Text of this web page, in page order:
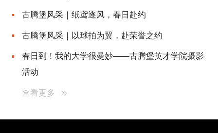
古腾堡风采｜纸鸢逐风，春日赴约
古腾堡风采｜以球拍为翼，赴荣誉之约
春日到！我的大学很曼妙——古腾堡英才学院摄影
活动
查看更多